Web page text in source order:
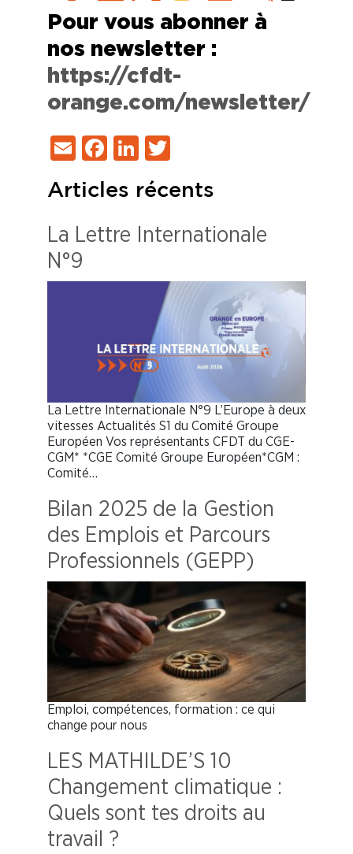
Pour vous abonner à
nos newsletter :
https://cfdt-
orange.com/newsletter/
EmailFacebook
LinkedIn
Articles récents
La Lettre Internationale
N°9
La Lettre Internationale N°9 L’Europe à deux
vitesses Actualités S1 du Comité Groupe
Européen Vos représentants CFDT du CGE-
CGM* *CGE Comité Groupe Européen*CGM :
Comité…
Bilan 2025 de la Gestion
des Emplois et Parcours
Professionnels (GEPP)
Emploi, compétences, formation : ce qui
change pour nous
LES MATHILDE’S 10
Changement climatique :
Quels sont tes droits au
travail ?